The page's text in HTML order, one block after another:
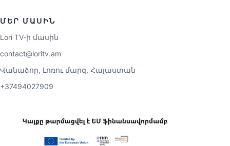
ՄԵՐ ՄԱՍԻՆ
Lori TV-ի մասին
contact@loritv.am
Վանաձոր, Լոռու մարզ, Հայաստան
+37494027909